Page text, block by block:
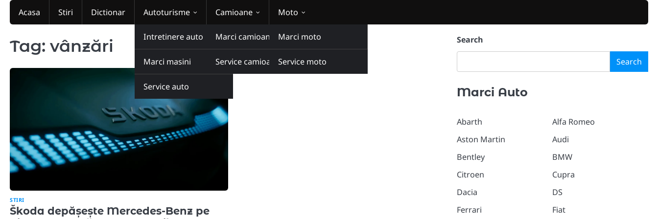
Skip
Acasa Stiri Dictionar Autoturisme
Intretinere auto
Marci masini
Service auto
Camioane
Marci camioane
Service camioane
Moto
Marci moto
Service moto
Tag: vânzări
STIRI
Škoda depășește Mercedes-Benz pe
Search
Search
Marci Auto
Abarth
Aston Martin
Bentley
Citroen
Dacia
Ferrari
Alfa Romeo
Audi
BMW
Cupra
DS
Fiat